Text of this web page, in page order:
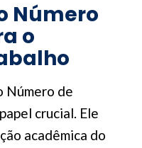
Número
o
Número de
crucial. Ele
acadêmica do